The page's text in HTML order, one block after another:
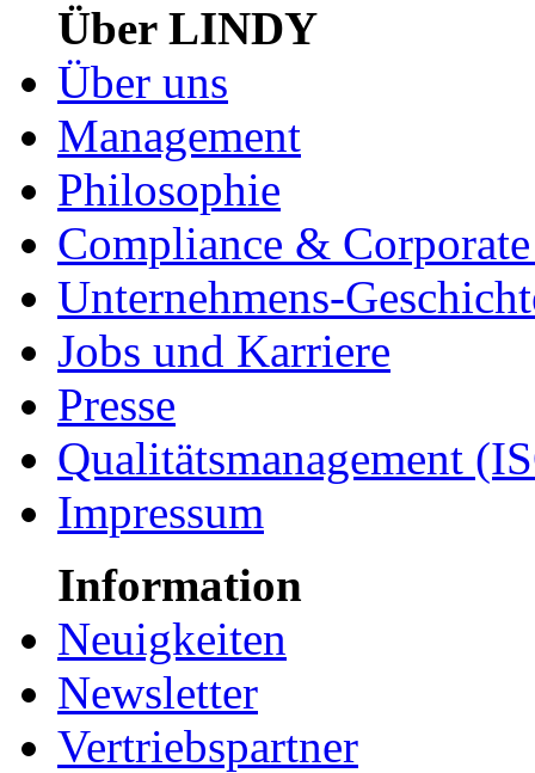
Über LINDY
Über uns
Management
Philosophie
Compliance &
Unternehmens-
Jobs und Karriere
Presse
Qualitätsmanagement
Impressum
Information
Neuigkeiten
Newsletter
Vertriebspartner